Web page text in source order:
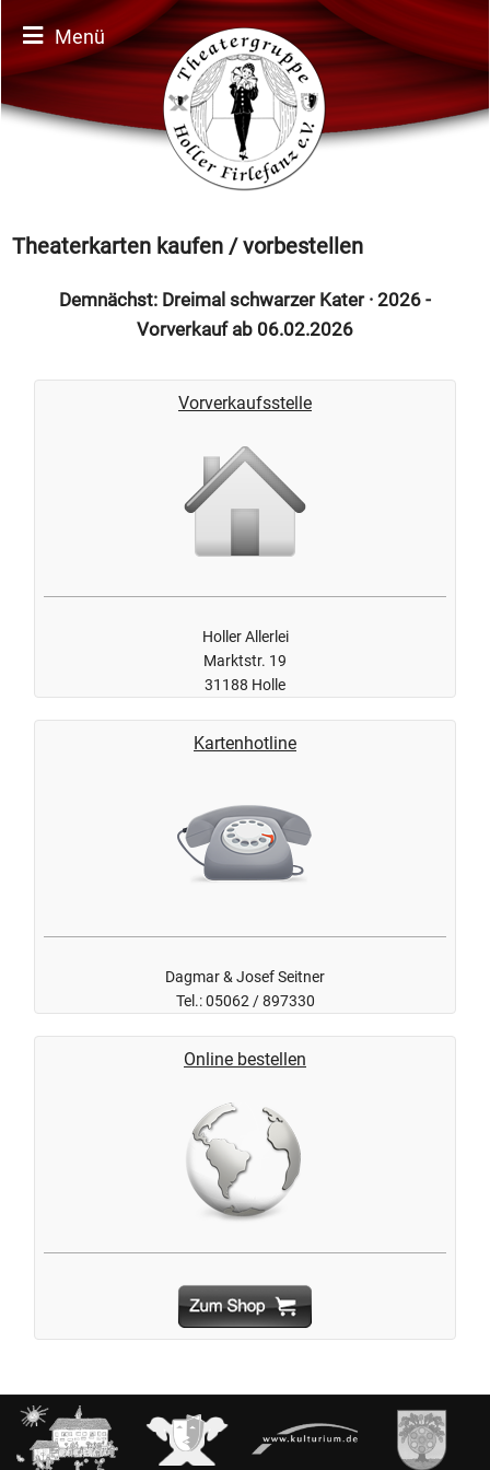
Menü
Theaterkarten kaufen / vorbestellen
Demnächst: Dreimal schwarzer Kater · 2026 -
Vorverkauf ab 06.02.2026
Vorverkaufsstelle
Holler Allerlei
Marktstr. 19
31188 Holle
Kartenhotline
Dagmar & Josef Seitner
Tel.: 05062 / 897330
Online bestellen